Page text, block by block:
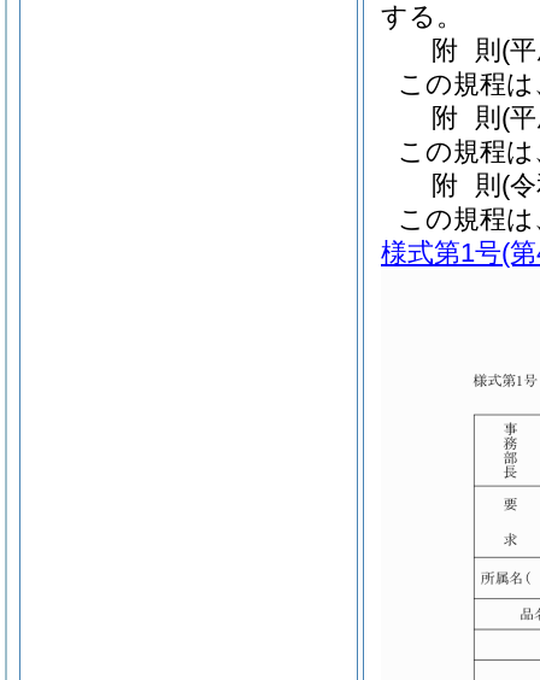
する。
附 則 (
この規程
附 則 (
この規程
附 則 (
この規程
様式第1号(